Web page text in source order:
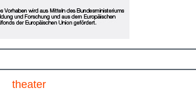
Klingenteichstraße verfügen. Hinweise über
Parkmöglichkeiten findest Du hier:
theater